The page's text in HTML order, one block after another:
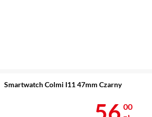
Smartwatch Colmi I11 47mm Czarny
Cena
56 00